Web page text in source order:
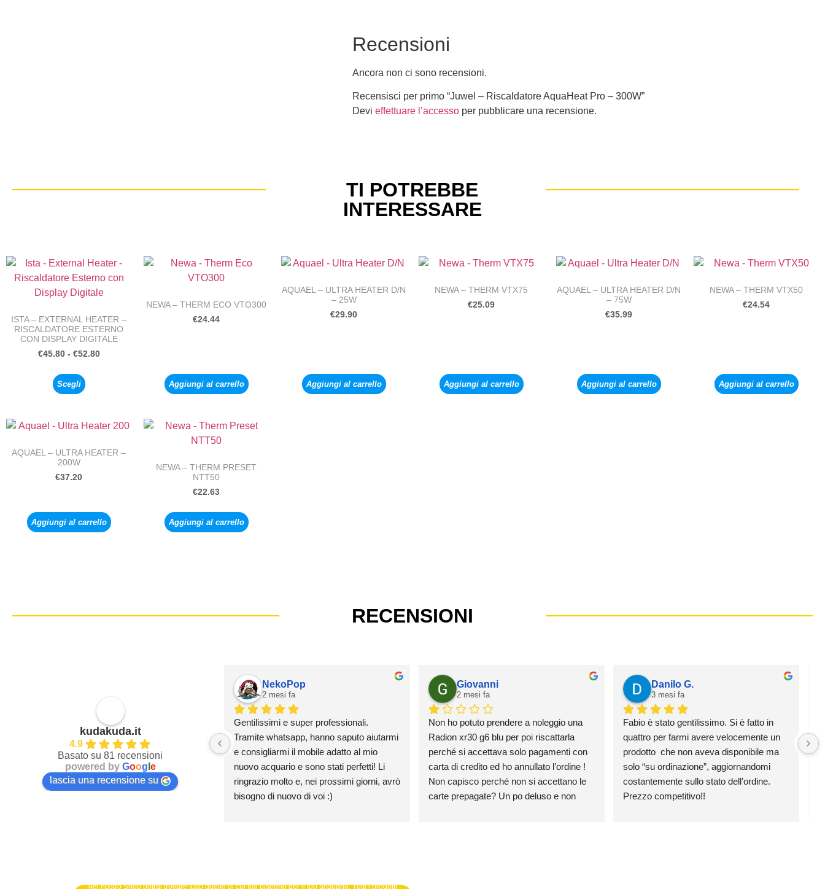
Recensioni
Ancora non ci sono recensioni.
Recensisci per primo “Juwel – Riscaldatore AquaHeat Pro – 300W”
Devi effettuare l’accessoper pubblicare una recensione.
TI POTREBBE
INTERESSARE
ISTA – EXTERNAL HEATER –
RISCALDATORE ESTERNO
CON DISPLAY DIGITALE
€45.80 - €52.80
Scegli
NEWA – THERM ECO VTO300
€24.44
Aggiungi al carrello
AQUAEL – ULTRA HEATER D/N
– 25W
€29.90
Aggiungi al carrello
NEWA – THERM VTX75
€25.09
Aggiungi al carrello
AQUAEL – ULTRA HEATER D/N
– 75W
€35.99
Aggiungi al carrello
NEWA – THERM VTX50
€24.54
Aggiungi al carrello
AQUAEL – ULTRA HEATER –
200W
€37.20
Aggiungi al carrello
NEWA – THERM PRESET
NTT50
€22.63
Aggiungi al carrello
RECENSIONI
kudakuda.it
4.9
Basato su 81 recensioni
powered by Goog e
lascia una recensione su
NekoPop
2 mesi fa
Gentilissimi e super professionali.
Tramite whatsapp, hanno saputo aiutarmi
e consigliarmi il mobile adatto al mio
nuovo acquario e sono stati perfetti! Li
ringrazio molto e, nei prossimi giorni, avrò
bisogno di nuovo di voi :)
Giovanni
2 mesi fa
Non ho potuto prendere a noleggio una
Radion xr30 g6 blu per poi riscattarla
perché si accettava solo pagamenti con
carta di credito ed ho annullato l’ordine !
Non capisco perché non si accettano le
carte prepagate? Un po deluso e non
Danilo G.
3 mesi fa
Fabio è stato gentilissimo. Si è fatto in
quattro per farmi avere velocemente un
prodotto  che non aveva disponibile ma
solo “su ordinazione”, aggiornandomi
costantemente sullo stato dell’ordine.
Prezzo competitivo!!
e
Nel nostro Shop potrai trovare tutto quello di cui hai bisogno per il tuo acquario. Tutti i prodotti